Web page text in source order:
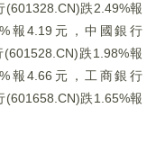
跌2.49%報
報4.19元，中國銀行
跌1.98%報
報4.66元，工商銀行
跌1.65%報